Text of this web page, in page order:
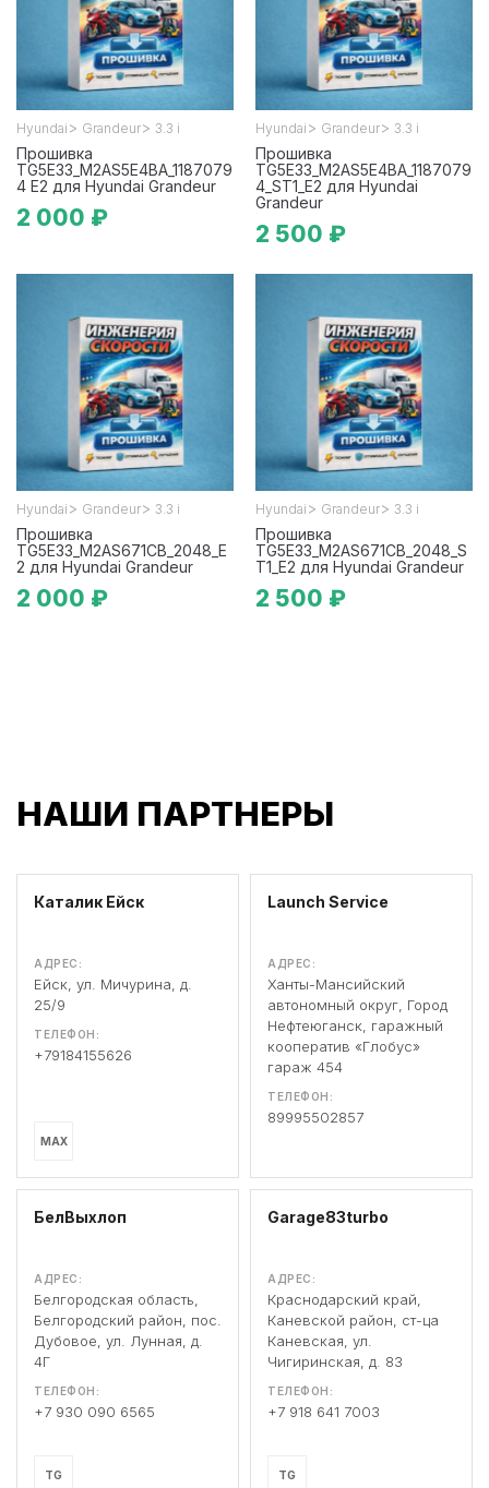
Hyundai > Grandeur> 3.3 i
Прошивка
TG5E33_M2AS5E4BA_1187079
4 E2 для Hyundai Grandeur
2 000 ₽
Hyundai > Grandeur> 3.3 i
Прошивка
TG5E33_M2AS5E4BA_1187079
4_ST1_E2 для Hyundai
Grandeur
2 500 ₽
Hyundai > Grandeur> 3.3 i
Прошивка
TG5E33_M2AS671CB_2048_E
2 для Hyundai Grandeur
2 000 ₽
Hyundai > Grandeur> 3.3 i
Прошивка
TG5E33_M2AS671CB_2048_S
T1_E2 для Hyundai Grandeur
2 500 ₽
НАШИ ПАРТНЕРЫ
Каталик Ейск
АДРЕС:
Ейск, ул. Мичурина, д.
25/9
ТЕЛЕФОН:
+79184155626
MAX
Launch Service
АДРЕС:
Ханты-Мансийский
автономный округ, Город
Нефтеюганск, гаражный
кооператив «Глобус»
гараж 454
ТЕЛЕФОН:
89995502857
БелВыхлоп
АДРЕС:
Белгородская область,
Белгородский район, пос.
Дубовое, ул. Лунная, д.
4Г
ТЕЛЕФОН:
+7 930 090 6565
TG
Garage83turbo
АДРЕС:
Краснодарский край,
Каневской район, ст-ца
Каневская, ул.
Чигиринская, д. 83
ТЕЛЕФОН:
+7 918 641 7003
TG